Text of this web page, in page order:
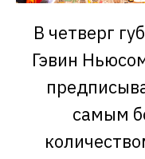
В четверг
Гэвин
самым